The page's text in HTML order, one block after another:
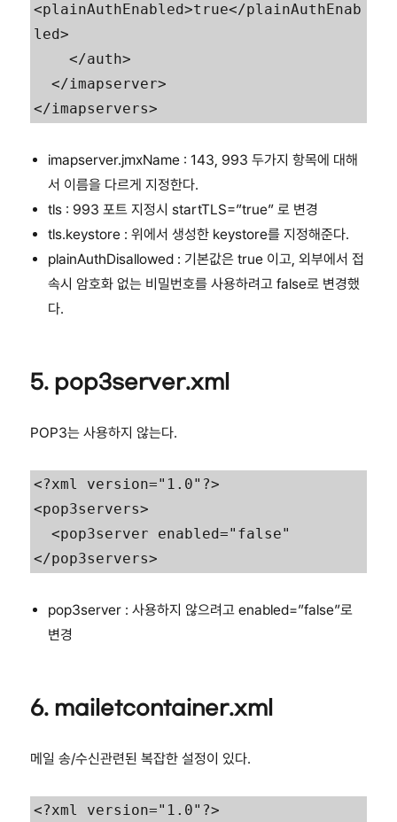
<plainAuthEnabled>true</plainAuthEnab
led>
    </auth>
  </imapserver>
imapserver.jmxName : 143, 993 두가지 항목에 대해
서 이름을 다르게 지정한다.
tls : 993 포트 지정시 startTLS=”true” 로 변경
tls.keystore : 위에서 생성한 keystore를 지정해준다.
plainAuthDisallowed : 기본값은 true 이고, 외부에서 접
속시 암호화 없는 비밀번호를 사용하려고 false로 변경했
다.
5. pop3server.xml
POP3는 사용하지 않는다.
<?xml version="1.0"?>
<pop3servers>
  <pop3server enabled="false"
</pop3servers>
pop3server : 사용하지 않으려고 enabled=”false”로
변경
6. mailetcontainer.xml
메일 송/수신관련된 복잡한 설정이 있다.
<?xml version="1.0"?>